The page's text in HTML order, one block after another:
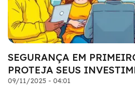
SEGURANÇA EM
PROTEJA SEUS
09/11/2025 - 04:01